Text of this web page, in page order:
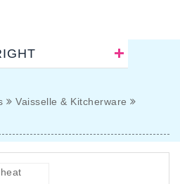
Vaisselle & Kitcherware